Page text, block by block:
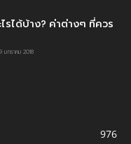
รได้บ้าง? ค่าต่างๆ ที่ควร
มกราคม 2018
976